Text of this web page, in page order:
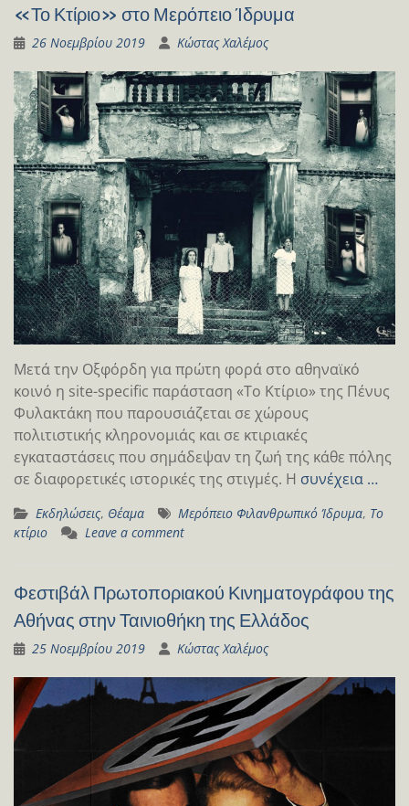
«Το Κτίριο» στο Μερόπειο Ίδρυμα
26 Νοεμβρίου 2019 Κώστας Χαλέμος
Μετά την Οξφόρδη για πρώτη φορά στο αθηναϊκό
κοινό η site-specific παράσταση «Το Κτίριο» της Πένυς
Φυλακτάκη που παρουσιάζεται σε χώρους
πολιτιστικής κληρονομιάς και σε κτιριακές
εγκαταστάσεις που σημάδεψαν τη ζωή της κάθε πόλης
σε διαφορετικές ιστορικές της στιγμές. Η συνέχεια …
Εκδηλώσεις, Θέαμα Μερόπειο Φιλανθρωπικό Ίδρυμα, Το
κτίριο
Leave a comment
Φεστιβάλ Πρωτοποριακού Κινηματογράφου της
Αθήνας στην Ταινιοθήκη της Ελλάδος
25 Νοεμβρίου 2019 Κώστας Χαλέμος